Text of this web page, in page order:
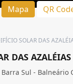
Mapa QR
SOLAR DAS
DAS AZALÉIAS
Barra Sul - Balneário